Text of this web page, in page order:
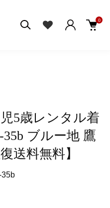
0
児5歳レンタル着
35b ブルー地 鷹
送料無料】
35b